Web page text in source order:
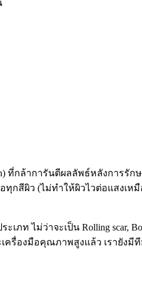
ที่กล้าการันตีผลลัพธ์หลังการ
ว (ไม่ทำให้ผิวไวต่อแสงเหมือ
ไม่ว่าจะเป็น Rolling scar,
รื่องมือคุณภาพสูงแล้ว เรายัง